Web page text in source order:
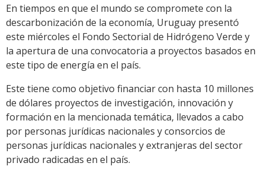
Link
En tiempos en que el mundo se compromete con la
descarbonización de la economía, Uruguay presentó
este miércoles el Fondo Sectorial de Hidrógeno Verde y
la apertura de una convocatoria a proyectos basados en
este tipo de energía en el país.
Este tiene como objetivo financiar con hasta 10 millones
de dólares proyectos de investigación, innovación y
formación en la mencionada temática, llevados a cabo
por personas jurídicas nacionales y consorcios de
personas jurídicas nacionales y extranjeras del sector
privado radicadas en el país.